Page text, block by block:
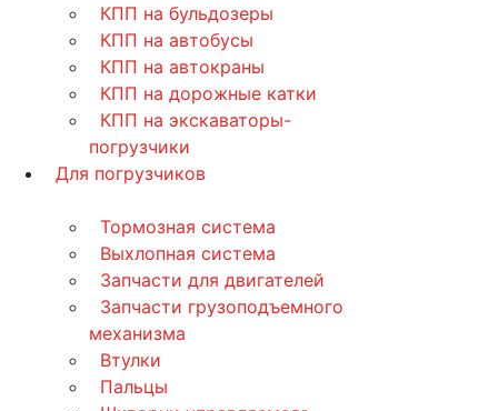
КПП на бульдозеры
КПП на автобусы
КПП на автокраны
КПП на дорожные катки
КПП на экскаваторы-
погрузчики
Для погрузчиков
Тормозная система
Выхлопная система
Запчасти для двигателей
Запчасти грузоподъемного
механизма
Втулки
Пальцы